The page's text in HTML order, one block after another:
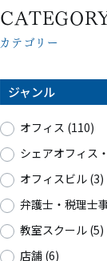
カテゴリー
ジャンル
オフィス (110)
シェアオフィス
オフィスビル (3)
弁護士・税理士
教室スクール (5)
店舗 (6)